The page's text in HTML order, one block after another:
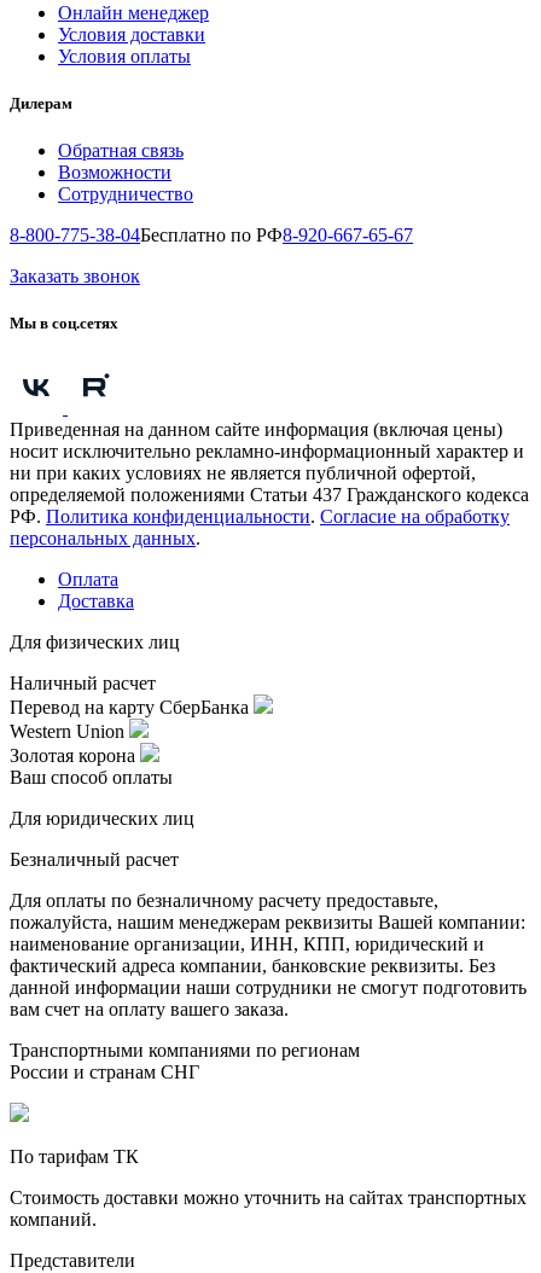
Онлайн менеджер
Условия доставки
Условия оплаты
Дилерам
Обратная связь
Возможности
Сотрудничество
8-800-775-38-04Бесплатно по РФ8-920-667-65-67
Заказать звонок
Мы в соц.сетях
Приведенная на данном сайте информация (включая цены)
носит исключительно рекламно-информационный характер и
ни при каких условиях не является публичной офертой,
определяемой положениями Статьи 437 Гражданского кодекса
РФ. Политика конфиденциальности. Согласие на обработку
персональных данных.
Оплата
Доставка
Для физических лиц
Наличный расчет
Перевод на карту СберБанка
Western Union
Золотая корона
Ваш способ оплаты
Для юридических лиц
Безналичный расчет
Для оплаты по безналичному расчету предоставьте,
пожалуйста, нашим менеджерам реквизиты Вашей компании:
наименование организации, ИНН, КПП, юридический и
фактический адреса компании, банковские реквизиты. Без
данной информации наши сотрудники не смогут подготовить
вам счет на оплату вашего заказа.
Транспортными компаниями по регионам
России и странам СНГ
По тарифам ТК
Стоимость доставки можно уточнить на сайтах транспортных
компаний.
Представители